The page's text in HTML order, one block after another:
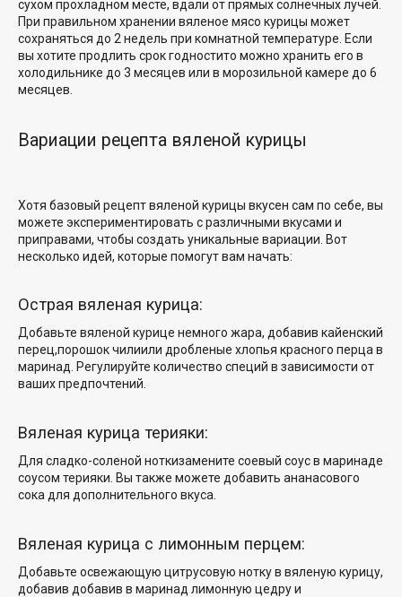
сухом прохладном месте, вдали от прямых солнечных лучей.
При правильном хранении вяленое мясо курицы может
сохраняться до 2 недель при комнатной температуре . Если
вы хотите продлить срок годностито можно хранить его в
холодильнике до 3 месяцев или в морозильной камере до 6
месяцев.
Вариации рецепта вяленой курицы
Хотя базовый рецепт вяленой курицы вкусен сам по себе, вы
можете экспериментировать с различными вкусами и
приправами, чтобы создать уникальные вариации. Вот
несколько идей, которые помогут вам начать:
Острая вяленая курица:
Добавьте вяленой курице немного жара, добавив кайенский
перец,порошок чилиили дробленые хлопья красного перца в
маринад. Регулируйте количество специй в зависимости от
ваших предпочтений.
Вяленая курица терияки:
Для сладко-соленой ноткизамените соевый соус в маринаде
соусом терияки . Вы также можете добавить ананасового
сока для дополнительного вкуса.
Вяленая курица с лимонным перцем:
Добавьте освежающую цитрусовую нотку в вяленую курицу,
добавив добавив в маринад лимонную цедру и